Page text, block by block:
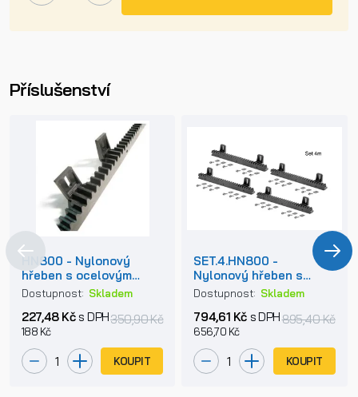
Příslušenství
HN800 - Nylonový
hřeben s ocelovým
jádrem do hmotnosti
800kg
Dostupnost: Skladem
227,48 Kčs DPH
188 Kč
350,90 Kč
KOUPIT
SET.4.HN800 -
Nylonový hřeben s
ocelovým jádrem do
hmotnosti 800kg
Dostupnost: Skladem
794,61 Kč s DPH
656,70 Kč
895,40 Kč
KOUPIT